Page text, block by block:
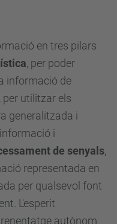
en tres pilars
, per poder
informació de
, per utilitzar els
generalitzada i
i
de senyals,
representada en
per qualsevol font
L'esperit
autònom